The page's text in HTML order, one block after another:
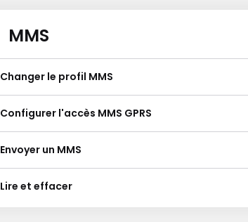
MMS
Changer le profil MMS
Configurer l'accès MMS GPRS
Envoyer un MMS
Lire et effacer